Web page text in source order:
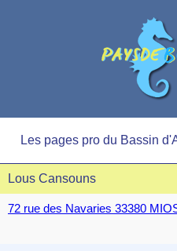
Les pages pro du Bassin
Lous Cansouns
72 rue des Navaries 33380